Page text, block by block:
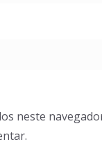
neste